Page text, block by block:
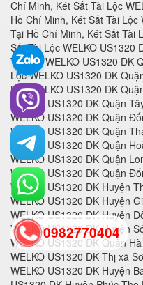
0982770404